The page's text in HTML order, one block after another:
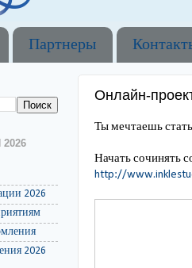
Партнеры
Онлайн-
Ты мечтаешь
Начать сочинять
http://
2026
2026